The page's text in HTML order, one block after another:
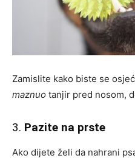
Zamislite kako biste se
maznuo tanjir pred nosom,
3. Pazite na prste
Ako dijete želi da nahrani